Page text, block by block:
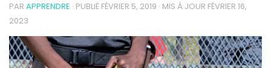
PAR APPRENDRE · PUBLIÉ FÉVRIER 5, 2019 · MIS À JOUR FÉVRIER 16,
2023